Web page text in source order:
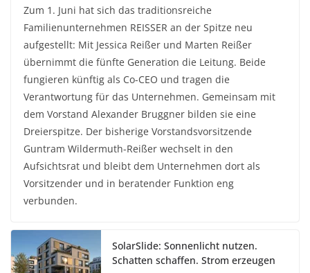
Zum 1. Juni hat sich das traditionsreiche
Familienunternehmen REISSER an der Spitze neu
aufgestellt: Mit Jessica Reißer und Marten Reißer
übernimmt die fünfte Generation die Leitung. Beide
fungieren künftig als Co-CEO und tragen die
Verantwortung für das Unternehmen. Gemeinsam mit
dem Vorstand Alexander Bruggner bilden sie eine
Dreierspitze. Der bisherige Vorstandsvorsitzende
Guntram Wildermuth-Reißer wechselt in den
Aufsichtsrat und bleibt dem Unternehmen dort als
Vorsitzender und in beratender Funktion eng
verbunden.
SolarSlide: Sonnenlicht nutzen.
Schatten schaffen. Strom erzeugen